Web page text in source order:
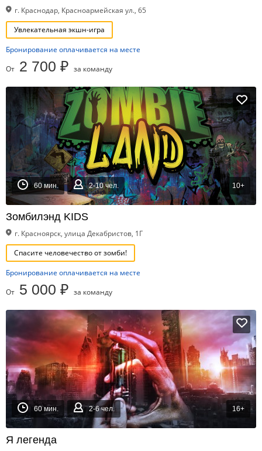
г. Краснодар, Красноармейская ул., 65
Увлекательная экшн-игра
Бронирование оплачивается на месте
От 2 700 ₽ за команду
60 мин. 2-10 чел. 10+
Зомбилэнд KIDS
г. Красноярск, улица Декабристов, 1Г
Спасите человечество от зомби!
Бронирование оплачивается на месте
От 5 000 ₽ за команду
60 мин. 2-6 чел. 16+
Я легенда